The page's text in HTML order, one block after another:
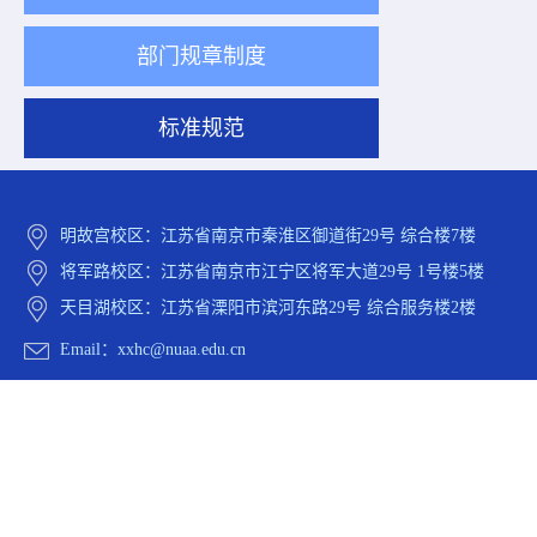
部门规章制度
标准规范
明故宫校区：江苏省南京市秦淮区御道街29号 综合楼7楼
将军路校区：江苏省南京市江宁区将军大道29号 1号楼5楼
天目湖校区：江苏省溧阳市滨河东路29号 综合服务楼2楼
Email：xxhc@nuaa.edu.cn